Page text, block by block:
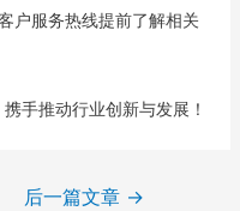
户服务热线提前了解相关
手推动行业创新与发展！
后一篇文章 →